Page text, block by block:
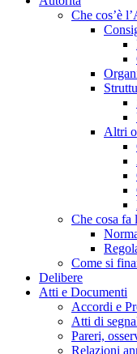
Che cos’è
Altri
Che cosa fa
Come si
Delibere
Atti e Documenti
Accordi e
Atti di
Pareri,
Relazioni